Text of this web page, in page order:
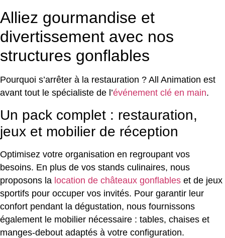
Alliez gourmandise et
divertissement avec nos
structures gonflables
Pourquoi s’arrêter à la restauration ? All Animation est
avant tout le spécialiste de l’événement clé en main.
Un pack complet : restauration,
jeux et mobilier de réception
Optimisez votre organisation en regroupant vos
besoins. En plus de vos stands culinaires, nous
proposons la location de châteaux gonflables et de jeux
sportifs pour occuper vos invités. Pour garantir leur
confort pendant la dégustation, nous fournissons
également le mobilier nécessaire : tables, chaises et
manges-debout adaptés à votre configuration.